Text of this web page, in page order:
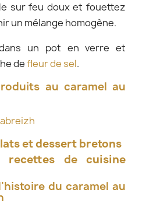
sur feu doux et fouettez
un mélange homogène.
un pot en verre et
defleur de sel.
au caramel au
et dessert bretons
recettes de cuisine
du caramel au